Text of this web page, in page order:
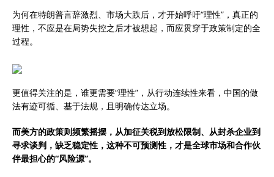
为何在特朗普言辞激烈、市场大跌后，才开始呼吁“理性”，真正的
理性，不应是在局势失控之后才被想起，而应贯穿于政策制定的全
过程。
更值得关注的是，谁更需要“理性”，从行动连续性来看，中国的做
法有迹可循、基于法规，且明确传达立场。
而美方的政策则频繁摇摆，从加征关税到放松限制、从封杀企业到
寻求谈判，缺乏稳定性，这种不可预测性，才是全球市场和合作伙
伴最担心的“风险源”。